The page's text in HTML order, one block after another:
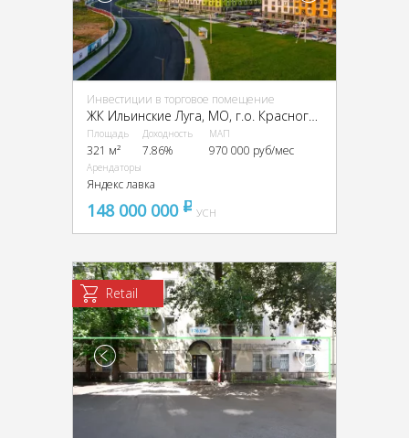
Инвестиции в торговое помещение
Площадь
321 м²
Доходность
7.86%
МАП
970 000 руб/мес
Арендаторы
Яндекс лавка
148 000 000 pуб
УСН
Retail